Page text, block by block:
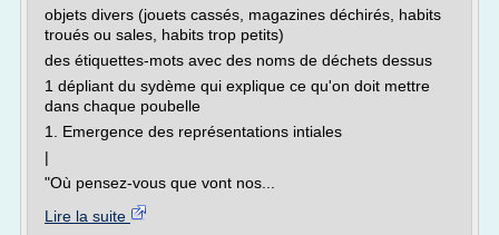
objets divers (jouets cassés, magazines déchirés, habits
troués ou sales, habits trop petits)
des étiquettes-mots avec des noms de déchets dessus
1 dépliant du sydème qui explique ce qu'on doit mettre
dans chaque poubelle
1. Emergence des représentations intiales
|
"Où pensez-vous que vont nos...
Lire la suite